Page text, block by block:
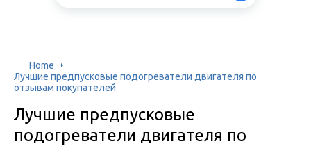
Home
Лучшие предпусковые подогреватели двигателя по
отзывам покупателей
Лучшие предпусковые
подогреватели двигателя по